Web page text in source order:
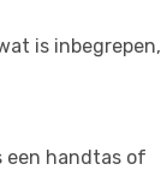
is inbegrepen,
een handtas of